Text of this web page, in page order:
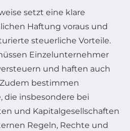
setzt eine klare
Haftung voraus und
steuerliche Vorteile.
Einzelunternehmer
und haften auch
bestimmen
die insbesondere bei
und Kapitalgesellschaften
Regeln, Rechte und